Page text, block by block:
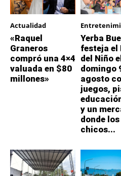
Actualidad
«Raquel
Graneros
compró una 4×4
valuada en $80
millones»
Yerba
festeja el
del Niño el
domingo
agosto
juegos,
y un
donde los
chicos...